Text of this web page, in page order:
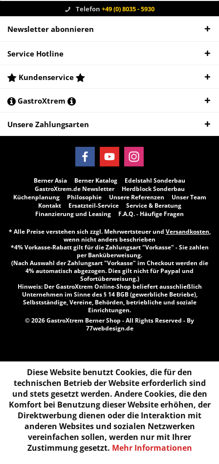
Telefon +49 (0) 8035 - 5930
Newsletter abonnieren
Service Hotline
Kundenservice
GastroXtrem
Unsere Zahlungsarten
Berner Asia Berner Katalog
Edelstahl Sonderbau
GastroXtrem.de Newsletter
Herdblock Sonderbau
Küchenplanung
Philosophie Unsere Referenzen
Unser Team
Kontakt
Ersatzteil-Service
Service & Beratung
Finanzierung und Leasing
F.A.Q. - Häufige Fragen
* Alle Preise verstehen sich zzgl. Mehrwertsteuer und Versandkosten,
wenn nicht anders beschrieben
*4% Vorkasse-Rabatt gilt für die Zahlungsart "Vorkasse" - Sie zahlen
per Banküberweisung.
(Nach Auswahl der Zahlungsart "Vorkasse" im Checkout werden die
4% automatisch abgezogen. Dies gilt nicht für Paypal und
Sofortüberweisung.)
Hinweis: Der GastroXtrem Online-Shop beliefert ausschließlich
Unternehmen im Sinne des § 14 BGB (gewerbliche Betriebe),
Selbstständige, Vereine, Behörden, betriebliche und soziale
Einrichtungen.
© 2026 GastroXtrem Berner Shop - All Rights Reserved - By
77webdesign.de
Diese Website benutzt Cookies, die für den
technischen Betrieb der Website erforderlich sind
und stets gesetzt werden. Andere Cookies, die den
Komfort bei Benutzung dieser Website erhöhen, der
Direktwerbung dienen oder die Interaktion mit
anderen Websites und sozialen Netzwerken
vereinfachen sollen, werden nur mit Ihrer
Zustimmung gesetzt. Mehr Informationen